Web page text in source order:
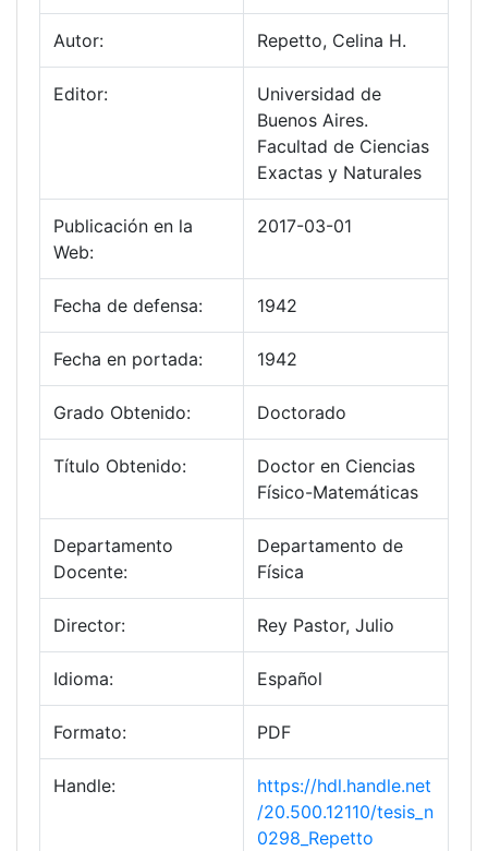
Autor: Repetto, Celina H.
Editor:
Universidad de
Buenos Aires.
Facultad de Ciencias
Exactas y Naturales
Publicación en la
Web:
2017-03-01
Fecha de defensa: 1942
Fecha en portada: 1942
Grado Obtenido: Doctorado
Título Obtenido:
Doctor en Ciencias
Físico-Matemáticas
Departamento
Docente:
Departamento de
Física
Director: Rey Pastor, Julio
Idioma: Español
Formato: PDF
Handle:
https://hdl.handle.net
/20.500.12110/tesis_n
0298_Repetto